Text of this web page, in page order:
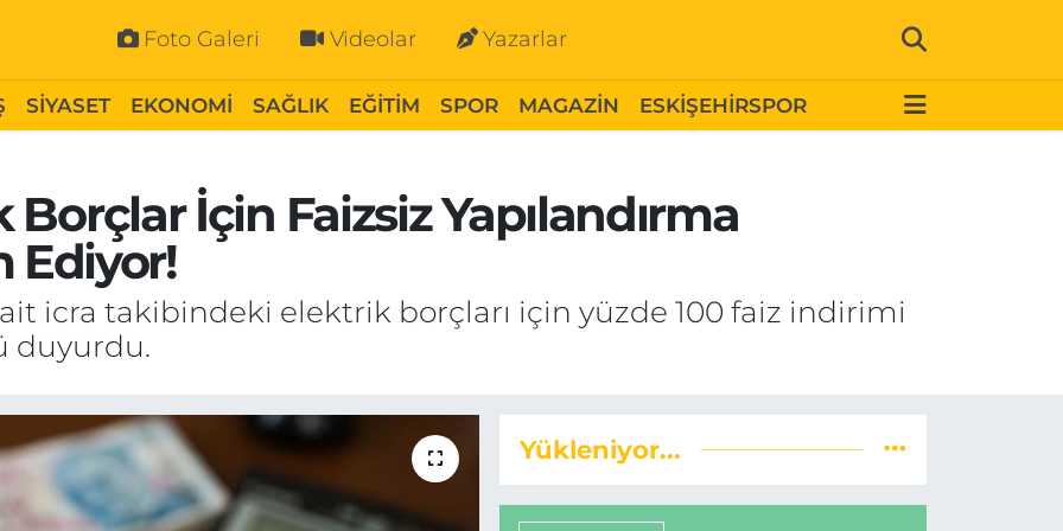
Foto Galeri Videolar Yazarlar
SİYASET EKONOMİ SAĞLIK EĞİTİM SPOR MAGAZİN ESKİŞEHİRSPOR
Borçlar İçin Faizsiz Yapılandırma
Ediyor!
ait icra takibindeki elektrik borçları için yüzde 100 faiz indirimi
duyurdu.
Yükleniyor...